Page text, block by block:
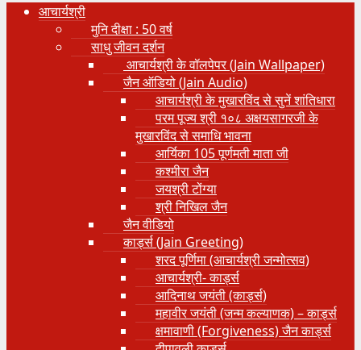
आचार्यश्री
मुनि दीक्षा : 50 वर्ष
साधु जीवन दर्शन
आचार्यश्री के वॉलपेपर (Jain Wallpaper)
जैन ऑडियो (Jain Audio)
आचार्यश्री के मुखारविंद से सुनें शांतिधारा
परम पूज्य श्री १०८ अक्षयसागरजी के
मुखारविंद से समाधि भावना
आर्यिका 105 पूर्णमती माता जी
कश्मीरा जैन
जयश्री टोंग्या
श्री निखिल जैन
जैन वीडियो
कार्ड्स (Jain Greeting)
शरद पूर्णिमा (आचार्यश्री जन्मोत्सव)
आचार्यश्री- कार्ड्स
आदिनाथ जयंती (कार्ड्स)
महावीर जयंती (जन्म कल्याणक) – कार्ड्स
क्षमावाणी (Forgiveness) जैन कार्ड्स